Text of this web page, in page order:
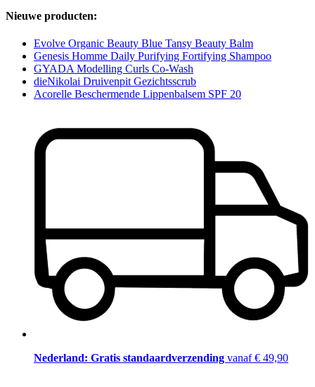
Nieuwe producten:
Evolve Organic Beauty Blue Tansy Beauty Balm
Genesis Homme Daily Purifying Fortifying Shampoo
GYADA Modelling Curls Co-Wash
dieNikolai Druivenpit Gezichtsscrub
Acorelle Beschermende Lippenbalsem SPF 20
Nederland: Gratis standaardverzending vanaf € 49,90